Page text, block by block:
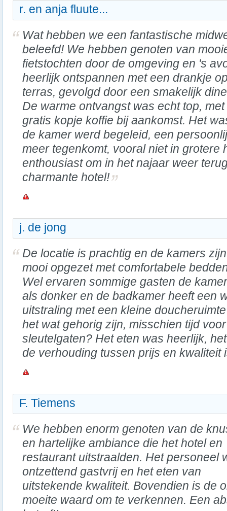
r. en anja fluute...
Wat hebben we een fantastische
beleefd! We hebben genoten van
fietstochten door de omgeving en 's
heerlijk ontspannen met een drankje
terras, gevolgd door een smakelijk
De warme ontvangst was echt top,
gratis kopje koffie bij aankomst. Het
de kamer werd begeleid, een
meer tegenkomt, vooral niet in grotere
enthousiast om in het najaar weer
charmante hotel!
j. de jong
De locatie is prachtig en de kamers zijn
mooi opgezet met comfortabele
Wel ervaren sommige gasten de
als donker en de badkamer heeft een
uitstraling met een kleine
het wat gehorig zijn, misschien tijd
sleutelgaten? Het eten was heerlijk,
de verhouding tussen prijs en kwaliteit
F. Tiemens
We hebben enorm genoten van de
en hartelijke ambiance die het hotel en
restaurant uitstraalden. Het personeel
ontzettend gastvrij en het eten van
uitstekende kwaliteit. Bovendien is de
moeite waard om te verkennen. Een